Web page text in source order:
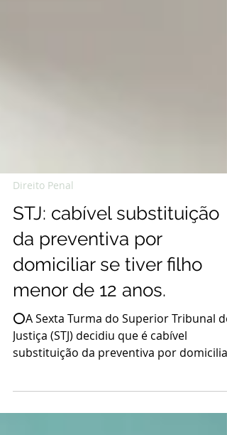
Direito Penal
STJ: cabível substituição
da preventiva por
domiciliar se tiver filho
menor de 12 anos.
substituição da preventiva por domiciliar